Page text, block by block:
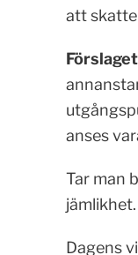
att
anses
Tar man
Dagens